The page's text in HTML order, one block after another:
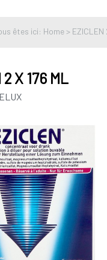
êtes ici: Home > EZICLEN
X 176 ML